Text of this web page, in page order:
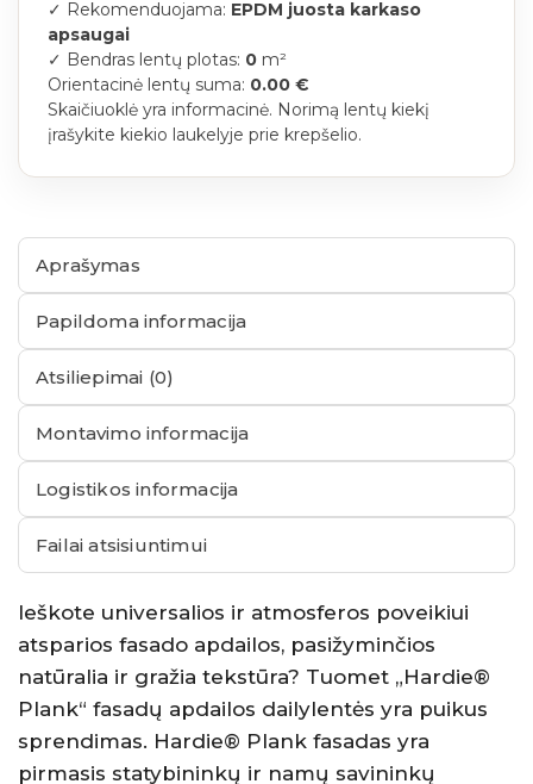
✓ Rekomenduojama: EPDM juosta karkaso
apsaugai
✓ Bendras lentų plotas: 0 m²
Orientacinė lentų suma: 0.00 €
Skaičiuoklė yra informacinė. Norimą lentų kiekį
įrašykite kiekio laukelyje prie krepšelio.
Aprašymas
Papildoma informacija
Atsiliepimai (0)
Montavimo informacija
Logistikos informacija
Failai atsisiuntimui
Ieškote universalios ir atmosferos poveikiui
atsparios fasado apdailos, pasižyminčios
natūralia ir gražia tekstūra? Tuomet „Hardie®
Plank“ fasadų apdailos dailylentės yra puikus
sprendimas. Hardie® Plank fasadas yra
pirmasis statybininkų ir namų savininkų